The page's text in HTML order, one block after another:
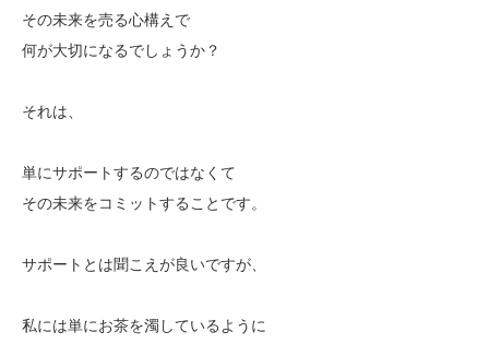
その未来を売る心構えで
何が大切になるでしょうか？
それは、
単にサポートするのではなくて
その未来をコミットすることです。
サポートとは聞こえが良いですが、
私には単にお茶を濁しているように